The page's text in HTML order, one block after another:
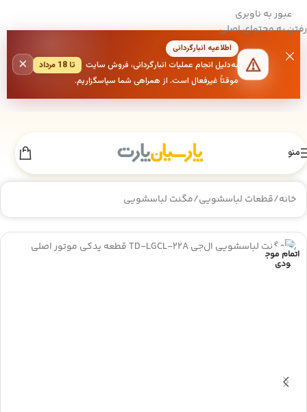
عبور به ناوبری
رفتن به محتوای اصلی
اطلاعیه انبارگردانی
به‌دلیل انجام عملیات انبارگردانی، فروش سایت
تا 18 مرداد
موقتاً غیرفعال است. از همراهی شما سپاسگزاریم.
×
منو
خانه/قطعات لباسشویی/مگنت لباسشویی
اتمام موج
ودی